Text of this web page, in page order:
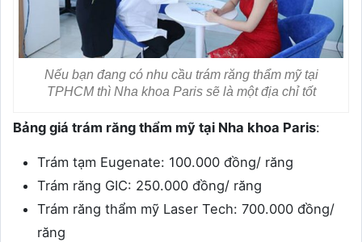
Nếu bạn đang có nhu cầu trám răng thẩm mỹ tại
TPHCM thì Nha khoa Paris sẽ là một địa chỉ tốt
Bảng giá trám răng thẩm mỹ tại Nha khoa Paris:
Trám tạm Eugenate: 100.000 đồng/ răng
Trám răng GIC: 250.000 đồng/ răng
Trám răng thẩm mỹ Laser Tech: 700.000 đồng/
răng